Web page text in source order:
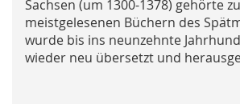
images
gallery
Sachsen (um 1300-1378) gehörte
meistgelesenen Büchern des
wurde bis ins neunzehnte
wieder neu übersetzt und